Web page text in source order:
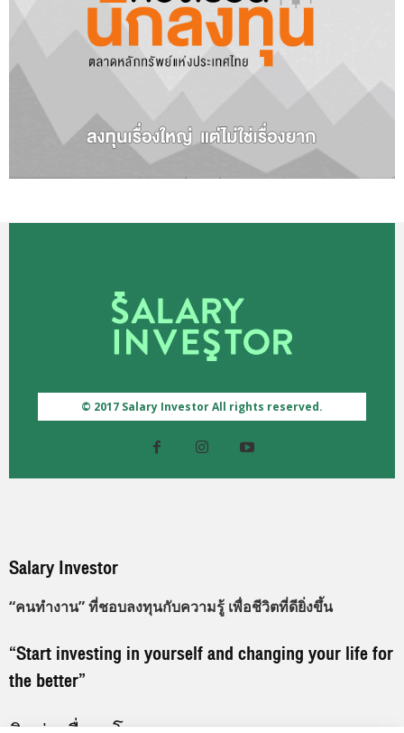
© 2017 Salary Investor All rights reserved.
Salary Investor
“คนทำงาน” ที่ชอบลงทุนกับความรู้ เพื่อชีวิตที่ดียิ่งขึ้น
“Start investing in yourself and changing your life for
the better”